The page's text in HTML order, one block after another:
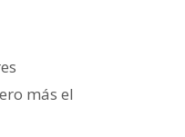
más el